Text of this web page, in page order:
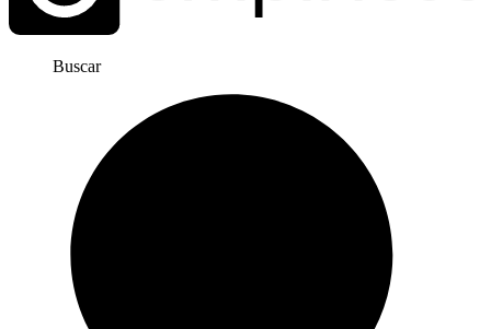
Buscar